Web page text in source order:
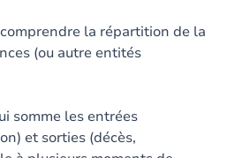
la répartition de la
(ou autre entités
somme les entrées
et sorties (décès,